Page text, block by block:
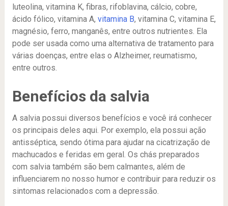
luteolina, vitamina K, fibras, rifoblavina, cálcio, cobre,
ácido fólico, vitamina A, vitamina B, vitamina C, vitamina E,
magnésio, ferro, manganês, entre outros nutrientes. Ela
pode ser usada como uma alternativa de tratamento para
várias doenças, entre elas o Alzheimer, reumatismo,
entre outros.
Benefícios da salvia
A salvia possui diversos benefícios e você irá conhecer
os principais deles aqui. Por exemplo, ela possui ação
antisséptica, sendo ótima para ajudar na cicatrização de
machucados e feridas em geral. Os chás preparados
com salvia também são bem calmantes, além de
influenciarem no nosso humor e contribuir para reduzir os
sintomas relacionados com a depressão.